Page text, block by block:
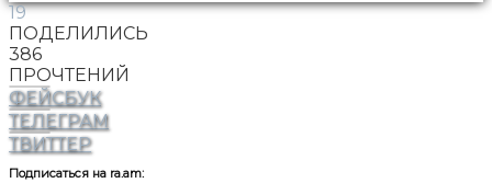
19
ПОДЕЛИЛИСЬ
386
ПРОЧТЕНИЙ
ФЕЙСБУК
ТЕЛЕГРАМ
ТВИТТЕР
Подписаться на ra.am: